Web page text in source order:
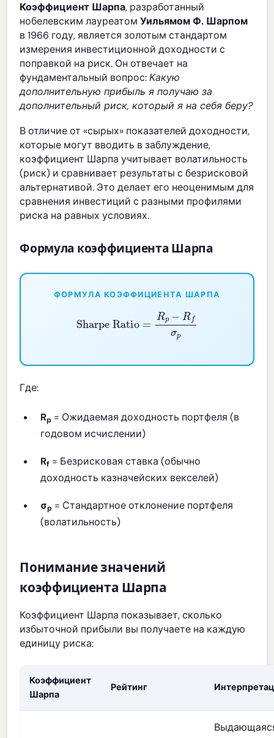
Коэффициент Шарпа, разработанный
нобелевским лауреатомУильямом Ф. Шарпом
в 1966 году, является золотым стандартом
измерения инвестиционной доходности с
поправкой на риск. Он отвечает на
фундаментальный вопрос:Какую
дополнительную прибыль я получаю за
дополнительный риск, который я на себя беру?
В отличие от «сырых» показателей доходности,
которые могут вводить в заблуждение,
коэффициент Шарпа учитывает волатильность
(риск) и сравнивает результаты с безрисковой
альтернативой. Это делает его неоценимым для
сравнения инвестиций с разными профилями
риска на равных условиях.
Формула коэффициента Шарпа
ФОРМУЛА КОЭФФИЦИЕНТА ШАРПА
p− σp
Где:
Rp = Ожидаемая доходность портфеля (в
годовом исчислении)
Rf = Безрисковая ставка (обычно
доходность казначейских векселей)
σp = Стандартное отклонение портфеля
(волатильность)
Понимание значений
коэффициента Шарпа
Коэффициент Шарпа показывает, сколько
избыточной прибыли вы получаете на каждую
единицу риска:
Коэффициент
Шарпа
Рейтинг